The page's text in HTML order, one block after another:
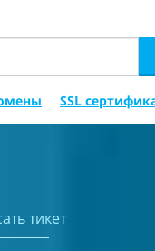
SSL
тикет